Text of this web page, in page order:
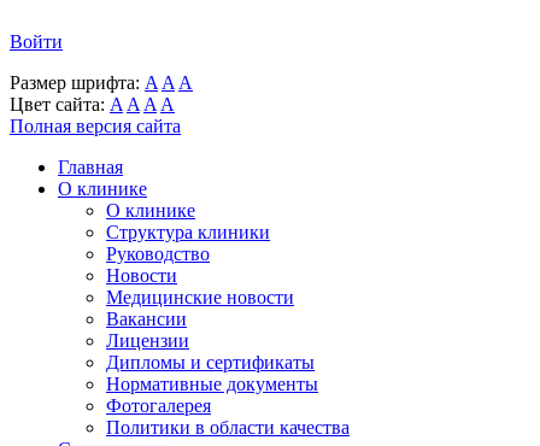
Войти
Размер шрифта: A A A
Цвет сайта: A A A A
Полная версия сайта
Главная
О клинике
О клинике
Структура клиники
Руководство
Новости
Медицинские новости
Вакансии
Лицензии
Дипломы и сертификаты
Нормативные документы
Фотогалерея
Политики в области качества